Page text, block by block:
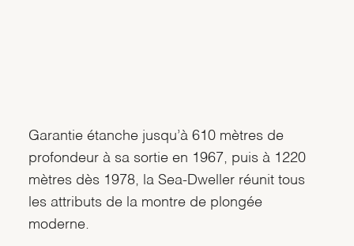
Garantie étanche jusqu’à 610 mètres de
profondeur à sa sortie en 1967, puis à 1220
mètres dès 1978, la Sea-Dweller réunit tous
les attributs de la montre de plongée
moderne.